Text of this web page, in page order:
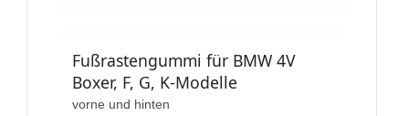
Fußrastengummi für BMW 4V
Boxer, F, G, K-Modelle
vorne und hinten